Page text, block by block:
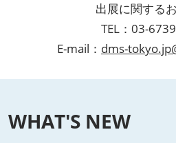
出展に関する
TEL：03-
E-mail： dms-
WHAT'S NEW